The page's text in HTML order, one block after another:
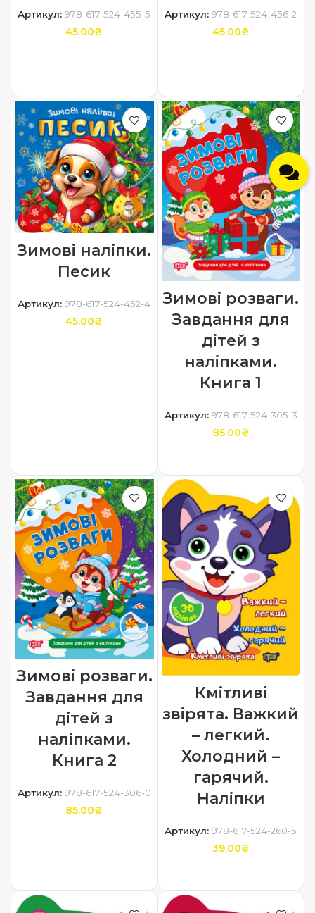
Артикул:978-617-524-455-5
45.00₴
Артикул:978-617-524-456-2
45.00₴
Зимові наліпки.
Песик
Артикул:978-617-524-452-4
45.00₴
Зимові розваги.
Завдання для
дітей з
наліпками.
Книга 1
Артикул: 978-617-524-305-3
85.00₴
Зимові розваги.
Завдання для
дітей з
наліпками.
Книга 2
Артикул: 978-617-524-306-0
85.00₴
Кмітливі
звірята. Важкий
– легкий.
Холодний –
гарячий.
Наліпки
Артикул:978-617-524-260-5
39.00₴